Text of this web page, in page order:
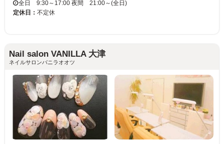
全日 9:30～17:00 夜間 21:00～(全日)
定休日： 不定休
Nail salon VANILLA 大津
ネイルサロンバニラオオツ